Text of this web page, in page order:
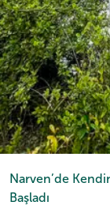
Narven’de
Başladı